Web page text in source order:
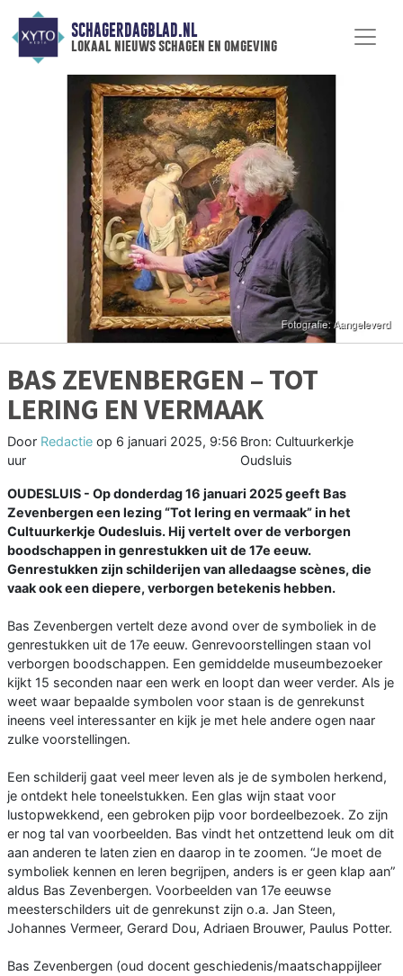
SCHAGERDAGBLAD.NL
lokaal nieuws schagen en omgeving
BAS ZEVENBERGEN – TOT
LERING EN VERMAAK
Door Redactie op 6 januari 2025, 9:56
uur
Bron: Cultuurkerkje
Oudsluis
OUDESLUIS - Op donderdag 16 januari 2025 geeft Bas
Zevenbergen een lezing “Tot lering en vermaak” in het
Cultuurkerkje Oudesluis. Hij vertelt over de verborgen
boodschappen in genrestukken uit de 17e eeuw.
Genrestukken zijn schilderijen van alledaagse scènes, die
vaak ook een diepere, verborgen betekenis hebben.
Bas Zevenbergen vertelt deze avond over de symboliek in de
genrestukken uit de 17e eeuw. Genrevoorstellingen staan vol
verborgen boodschappen. Een gemiddelde museumbezoeker
kijkt 15 seconden naar een werk en loopt dan weer verder. Als je
weet waar bepaalde symbolen voor staan is de genrekunst
ineens veel interessanter en kijk je met hele andere ogen naar
zulke voorstellingen.
Een schilderij gaat veel meer leven als je de symbolen herkend,
je ontdekt hele toneelstukken. Een glas wijn staat voor
lustopwekkend, een gebroken pijp voor bordeelbezoek. Zo zijn
er nog tal van voorbeelden. Bas vindt het ontzettend leuk om dit
aan anderen te laten zien en daarop in te zoomen. “Je moet de
symboliek kennen en leren begrijpen, anders is er geen klap aan”
aldus Bas Zevenbergen. Voorbeelden van 17e eeuwse
meesterschilders uit de genrekunst zijn o.a. Jan Steen,
Johannes Vermeer, Gerard Dou, Adriaen Brouwer, Paulus Potter.
Bas Zevenbergen (oud docent geschiedenis/maatschappijleer